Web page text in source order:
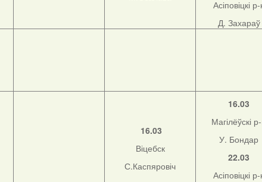
Асіповіцкі
Д. Захараў
16.03
Віцебск
С.Каспяровіч
16.03
Магілёўскі
У. Бондар
22.03
Асіповіцкі